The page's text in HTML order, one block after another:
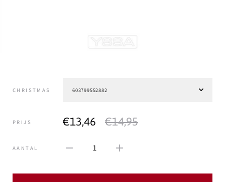
CHRISTMAS
PRIJS €13,46 €14,95
AANTAL 1